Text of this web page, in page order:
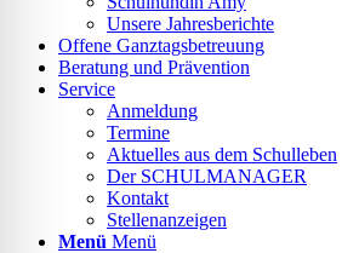
Unsere Jahresberichte
Offene Ganztagsbetreuung
Beratung und Prävention
Service
Anmeldung
Termine
Aktuelles aus dem Schulleben
Der SCHULMANAGER
Kontakt
Stellenanzeigen
Menü Menü
freundlicher Modus
Modus
sicherer Modus